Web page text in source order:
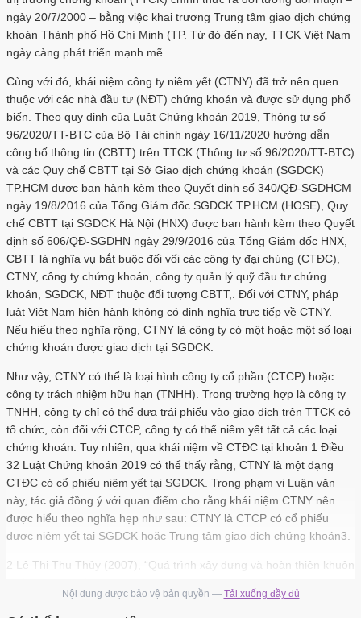
ngày 20/7/2000 – bằng việc khai trương Trung tâm giao dịch chứng
khoán Thành phố Hồ Chí Minh (TP. Từ đó đến nay, TTCK Việt Nam
ngày càng phát triển mạnh mẽ.
Cùng với đó, khái niệm công ty niêm yết (CTNY) đã trở nên quen
thuộc với các nhà đầu tư (NĐT) chứng khoán và được sử dụng phổ
biến. Theo quy định của Luật Chứng khoán 2019, Thông tư số
96/2020/TT-BTC của Bộ Tài chính ngày 16/11/2020 hướng dẫn
công bố thông tin (CBTT) trên TTCK (Thông tư số 96/2020/TT-BTC)
và các Quy chế CBTT tại Sở Giao dịch chứng khoán (SGDCK)
TP.HCM được ban hành kèm theo Quyết định số 340/QĐ-SGDHCM
ngày 19/8/2016 của Tổng Giám đốc SGDCK TP.HCM (HOSE), Quy
chế CBTT tại SGDCK Hà Nội (HNX) được ban hành kèm theo Quyết
định số 606/QĐ-SGDHN ngày 29/9/2016 của Tổng Giám đốc HNX,
CBTT là nghĩa vụ bắt buộc đối vối các công ty đại chúng (CTĐC),
CTNY, công ty chứng khoán, công ty quản lý quỹ đầu tư chứng
khoán, SGDCK, NĐT thuộc đối tượng CBTT,. Đối với CTNY, pháp
luật Việt Nam hiện hành không có định nghĩa trực tiếp về CTNY.
Nếu hiểu theo nghĩa rộng, CTNY là công ty có một hoặc một số loại
chứng khoán được giao dịch tại SGDCK.
Như vậy, CTNY có thể là loại hình công ty cổ phần (CTCP) hoặc
công ty trách nhiệm hữu hạn (TNHH). Trong trường hợp là công ty
TNHH, công ty chỉ có thể đưa trái phiếu vào giao dịch trên TTCK có
tổ chức, còn đối với CTCP, công ty có thể niêm yết tất cả các loại
chứng khoán. Tuy nhiên, qua khái niệm về CTĐC tại khoản 1 Điều
32 Luật Chứng khoán 2019 có thể thấy rằng, CTNY là một dạng
CTĐC có cổ phiếu niêm yết tại SGDCK. Trong phạm vi Luận văn
này, tác giả đồng ý với quan điểm cho rằng khái niệm CTNY nên
được hiểu theo nghĩa hẹp như sau: CTNY là CTCP có cổ phiếu
được niêm yết tại SGDCK hoặc Trung tâm giao dịch chứng khoán3.
2 Lê Thị Thu Thủy (2007), “Quá trình xây dựng và hoàn thiện khuôn
Nghiên cứu lập pháp, số 12 (113), tr. 3 Phan Đăng Hải (2019),
Nội dung được bảo vệ bản quyền — Tải xuống đầy đủ